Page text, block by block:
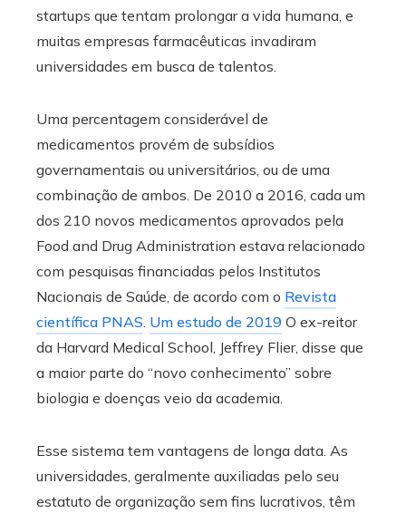
startups que tentam prolongar a vida humana, e
muitas empresas farmacêuticas invadiram
universidades em busca de talentos.
Uma percentagem considerável de
medicamentos provém de subsídios
governamentais ou universitários, ou de uma
combinação de ambos. De 2010 a 2016, cada um
dos 210 novos medicamentos aprovados pela
Food and Drug Administration estava relacionado
com pesquisas financiadas pelos Institutos
Nacionais de Saúde, de acordo com o Revista
científica PNAS Um estudo de 2019 O ex-reitor
da Harvard Medical School, Jeffrey Flier, disse que
a maior parte do “novo conhecimento” sobre
biologia e doenças veio da academia.
Esse sistema tem vantagens de longa data. As
universidades, geralmente auxiliadas pelo seu
estatuto de organização sem fins lucrativos, têm